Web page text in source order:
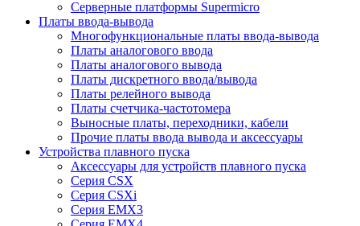
Серверные платформы Supermicro
Платы ввода-вывода
Многофункциональные платы ввода-вывода
Платы аналогового ввода
Платы аналогового вывода
Платы дискретного ввода/вывода
Платы релейного вывода
Платы счетчика-частотомера
Выносные платы, переходники, кабели
Прочие платы ввода вывода и аксессуары
Устройства плавного пуска
Аксессуары для устройств плавного пуска
Серия CSX
Серия CSXi
Серия EMX3